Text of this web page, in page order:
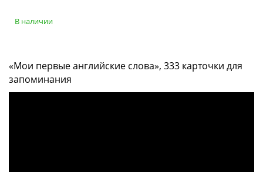
В наличии
«Мои первые английские слова», 333 карточки для
запоминания